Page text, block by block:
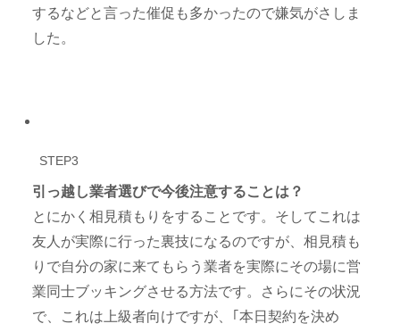
するなどと言った催促も多かったので嫌気がさしま
した。
STEP3
引っ越し業者選びで今後注意することは？
とにかく相見積もりをすることです。そしてこれは
友人が実際に行った裏技になるのですが、相見積も
りで自分の家に来てもらう業者を実際にその場に営
業同士ブッキングさせる方法です。さらにその状況
で、これは上級者向けですが、｢本日契約を決め